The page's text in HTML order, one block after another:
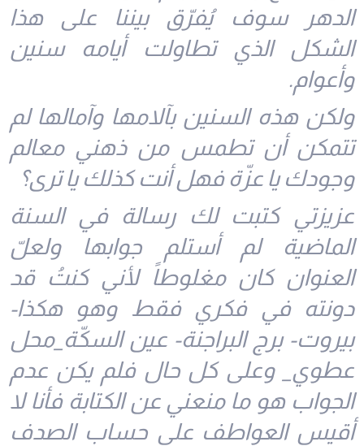
الدهر سوف يُفرّق بيننا على هذا
الشكل الذي تطاولت أيامه سنين
وأعوام.
ولكن هذه السنين بآلامها وآمالها لم
تتمكن أن تطمس من ذهني معالم
وجودك يا عزّة فهل أنت كذلك يا ترى؟
عزيزتي كتبت لك رسالة في السنة
الماضية لم أستلم جوابها ولعلّ
العنوان كان مغلوطاً لأني كنتُ قد
دونته في فكري فقط وهو هكذا-
بيروت- برج البراجنة- عين السكّة_محل
عطوي_ وعلى كل حال فلم يكن عدم
الجواب هو ما منعني عن الكتابة فأنا لا
أقيس العواطف على حساب الصدف